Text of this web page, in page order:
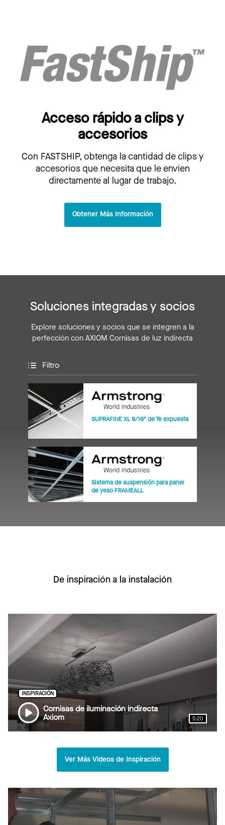
Acceso rápido a clips y
accesorios
Con FASTSHIP, obtenga la cantidad de clips y
accesorios que necesita que le envíen
directamente al lugar de trabajo.
Obtener Más Información
Soluciones integradas y socios
Explore soluciones y socios que se integren a la
perfección con AXIOM Cornisas de luz indirecta
Filtro
SUPRAFINE XL 9/16" de Te expuesta
Sistema de suspensión para panel
de yeso FRAMEALL
De inspiración a la instalación
INSPIRACIÓN
Cornisas de iluminación indirecta
Axiom
5:20
Ver Más Videos de Inspiración